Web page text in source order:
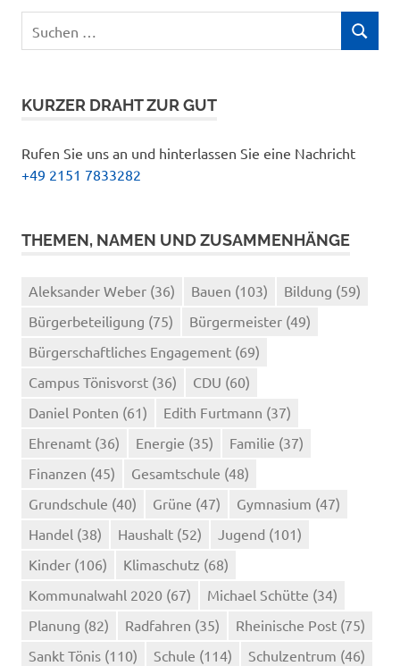
nach:
SUCHEN
KURZER DRAHT ZUR GUT
Rufen Sie uns an und hinterlassen Sie eine Nachricht
+49 2151 7833282
THEMEN, NAMEN UND ZUSAMMENHÄNGE
Aleksander Weber (36) Bauen (103) Bildung (59)
Bürgerbeteiligung (75) Bürgermeister (49)
Bürgerschaftliches Engagement (69)
Campus Tönisvorst (36) CDU (60)
Daniel Ponten (61) Edith Furtmann (37)
Ehrenamt (36) Energie (35) Familie (37)
Finanzen (45) Gesamtschule (48)
Grundschule (40) Grüne (47) Gymnasium (47)
Handel (38) Haushalt (52) Jugend (101)
Kinder (106) Klimaschutz (68)
Kommunalwahl 2020 (67) Michael Schütte (34)
Planung (82) Radfahren (35) Rheinische Post (75)
Sankt Tönis (110) Schule (114) Schulzentrum (46)